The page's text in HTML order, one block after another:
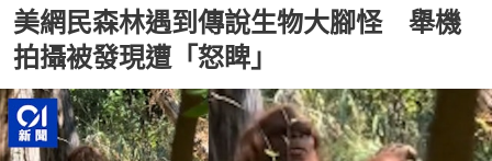
美網民森林遇到傳說生物大腳怪 舉機
拍攝被發現遭「怒睥」